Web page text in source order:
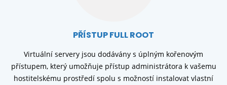
PŘÍSTUP FULL ROOT
Virtuální servery jsou dodávány s úplným kořenovým
přístupem, který umožňuje přístup administrátora k vašemu
hostitelskému prostředí spolu s možností instalovat vlastní